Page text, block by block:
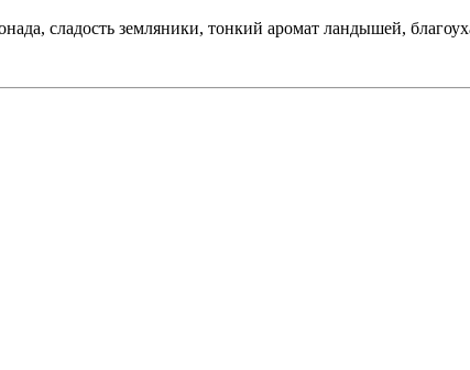
сладость земляники, тонкий аромат ландышей,